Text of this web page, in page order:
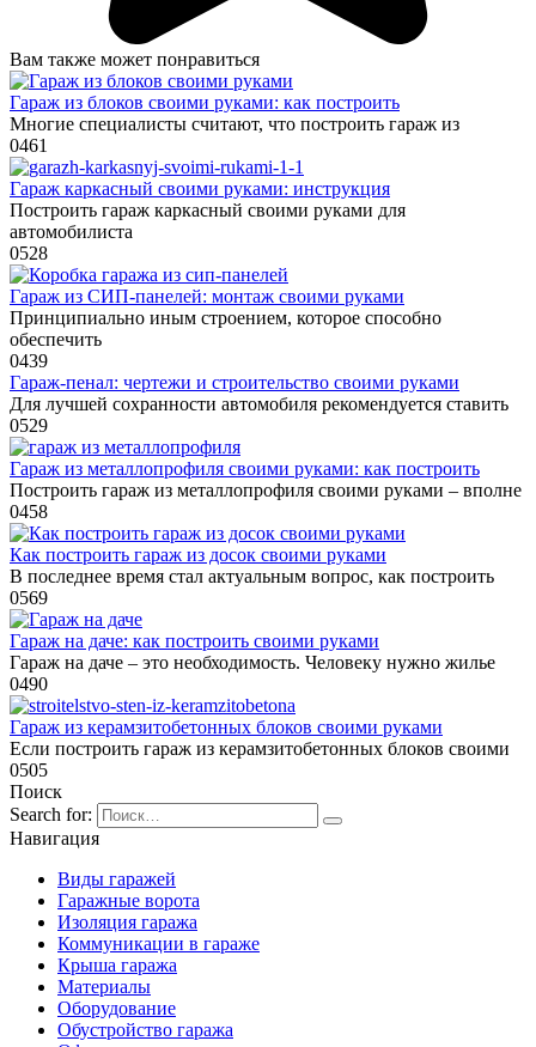
Вам также может понравиться
Гараж из блоков своими руками: как построить
Многие специалисты считают, что построить гараж из
0461
Гараж каркасный своими руками: инструкция
Построить гараж каркасный своими руками для
автомобилиста
0528
Гараж из СИП-панелей: монтаж своими руками
Принципиально иным строением, которое способно
обеспечить
0439
Гараж-пенал: чертежи и строительство своими руками
Для лучшей сохранности автомобиля рекомендуется ставить
0529
Гараж из металлопрофиля своими руками: как построить
Построить гараж из металлопрофиля своими руками – вполне
0458
Как построить гараж из досок своими руками
В последнее время стал актуальным вопрос, как построить
0569
Гараж на даче: как построить своими руками
Гараж на даче – это необходимость. Человеку нужно жилье
0490
Гараж из керамзитобетонных блоков своими руками
Если построить гараж из керамзитобетонных блоков своими
0505
Поиск
Search for:
Навигация
Виды гаражей
Гаражные ворота
Изоляция гаража
Коммуникации в гараже
Крыша гаража
Материалы
Оборудование
Обустройство гаража